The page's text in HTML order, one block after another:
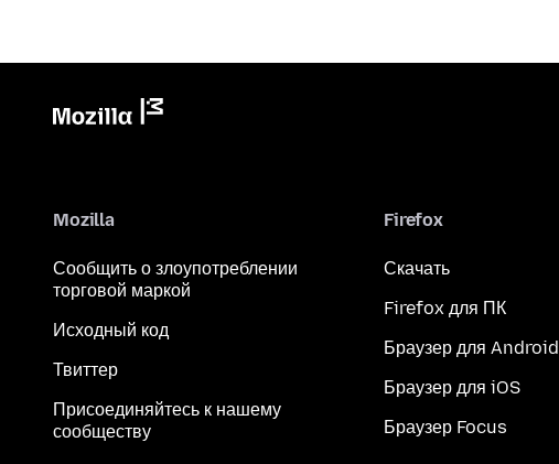
Mozilla
Сообщить о злоупотреблении
торговой маркой
Исходный код
Твиттер
Присоединяйтесь к нашему
сообществу
Firefox
Скачать
Firefox для ПК
Браузер для Android
Браузер для iOS
Браузер Focus